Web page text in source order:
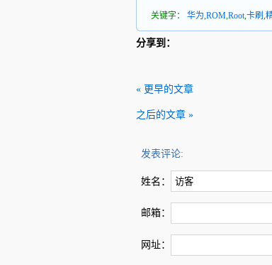
关键字： 华为 ROM Root 卡刷
分享到：
« 更早的文章
之后的文章 »
发表评论:
姓名：
邮箱：
网址：